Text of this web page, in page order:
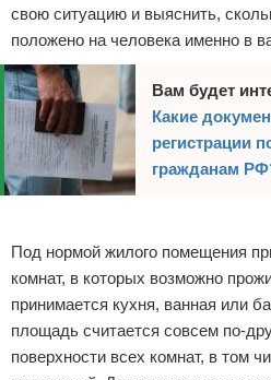
свою ситуацию и выяснить,
положено на человека именно в
Вам будет
Какие
регистрации
гражданам
Под нормой жилого помещения
комнат, в которых возможно
принимается кухня, ванная или
площадь считается совсем по-
поверхности всех комнат, в том